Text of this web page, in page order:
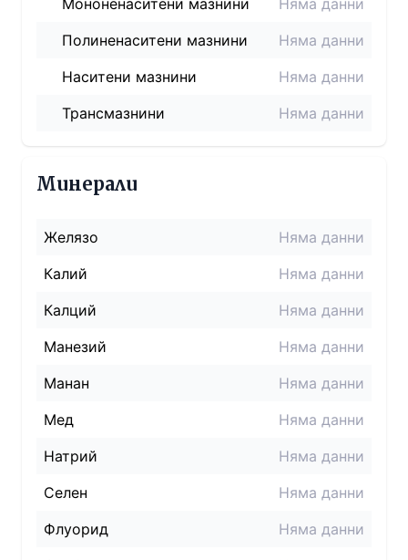
Мононенаситени мазнини
Няма данни
Полиненаситени мазнини
Няма данни
Наситени мазнини
Няма данни
Трансмазнини
Няма данни
Минерали
Желязо
Няма данни
Калий
Няма данни
Калций
Няма данни
Манезий
Няма данни
Манан
Няма данни
Мед
Няма данни
Натрий
Няма данни
Селен
Няма данни
Флуорид
Няма данни